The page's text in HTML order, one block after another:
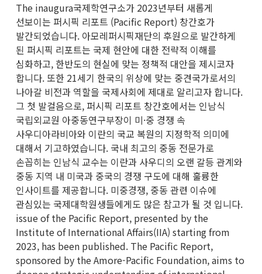
The inaugura국제학연구소가 2023년부터 새롭게
선보이는 퍼시픽 리포트 (Pacific Report) 창간호가
발간되었습니다. 아모레퍼시픽재단의 후원으로 발간하게
된 퍼시픽 리포트는 국제 현안에 대한 전략적 이해를
심화하고, 한반도의 현실에 맞는 정책적 대안을 제시코자
합니다. 또한 21세기 한국의 위상에 맞는 중견국가로서의
나아갈 비전과 역할을 국제사회에 제대로 알리고자 합니다.
그 첫 발걸음으로, 퍼시픽 리포트 창간호에서는 인남식
국립외교원 아중동연구부장이 미·중 경쟁 속
사우디아라비아와 이란의 국교 복원의 지정학적 의미에
대해서 기고하였습니다. 국내 최고의 중동 전문가로
손꼽히는 인남식 교수는 이란과 사우디의 오랜 갈등 관계와
중동 지역 내 미국과 중국의 경쟁 구도에 대해 훌륭한
인사이트를 제공합니다. 미중경쟁, 중동 관련 이슈에
관심있는 국제대학원생들에게도 많은 참고가 될 것 입니다.
issue of the Pacific Report, presented by the
Institute of International Affairs(IIA) starting from
2023, has been published. The Pacific Report,
sponsored by the Amore-Pacific Foundation, aims to